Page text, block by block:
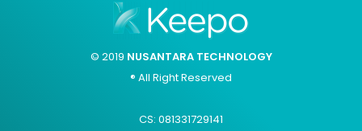
© 2019 NUSANTARA TECHNOLOGY
® All Right Reserved
CS: 081331729141